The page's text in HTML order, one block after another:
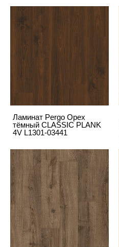
Ламинат Pergo Орех
тёмный CLASSIC PLANK
4V L1301-03441